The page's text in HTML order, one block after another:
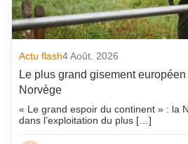
Actu flash4 Août. 2026
Le plus grand gisement
Norvège
« Le grand espoir du continent » : la
dans l’exploitation du plus […]